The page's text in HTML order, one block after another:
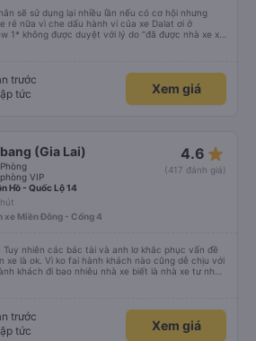
sẽ sử dụng lại nhiều lần nếu có cơ hội nhưng
rẻ nữa vì che dấu hành vi của xe Dalat ơi ở
1* không được duyệt với lý do “đã được nhà xe xử
tôi là khách hàng và trải nghiệm của tôi lại nói là
trên các nền tảng về trải nghiệm của tôi cả về
ơn.
trước
tức
Xem giá
(Gia Lai)
VIP
4.6 star_rate
(417 đánh giá)
Hồ - Quốc Lộ 14
xe Miền Đông - Cổng 4
Tuy nhiên các bác tài và anh lơ khắc phục vấn đề
xe là ok. Vì ko fai hành khách nào cũng dễ chịu với
khách đi bao nhiêu nhà xe biết là nhà xe tư nhân
hành của Phương Trang Busline, từ tổng đài cho
trước
tức
Xem giá